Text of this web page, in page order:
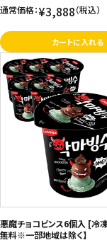
通常価格：¥3,888（税込）
カートに入れる
悪魔チョコビンス6個入 [冷
無料※一部地域は除く】